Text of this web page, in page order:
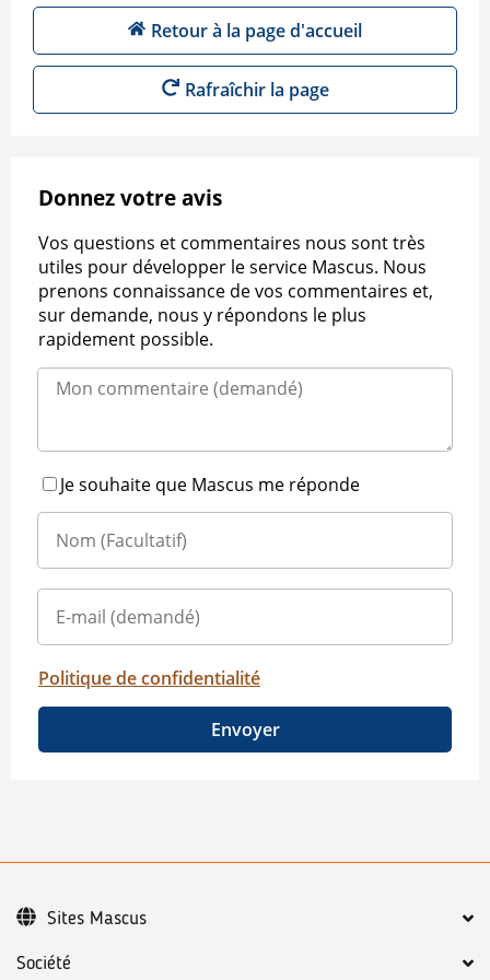
Retour à la page d'accueil
Rafraîchir la page
Donnez votre avis
Vos questions et commentaires nous sont très
utiles pour développer le service Mascus. Nous
prenons connaissance de vos commentaires et,
sur demande, nous y répondons le plus
rapidement possible.
Je souhaite que Mascus me réponde
Politique de confidentialité
Envoyer
Société
Sites Mascus